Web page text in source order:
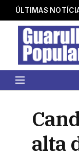
ÚLTIMAS
alta